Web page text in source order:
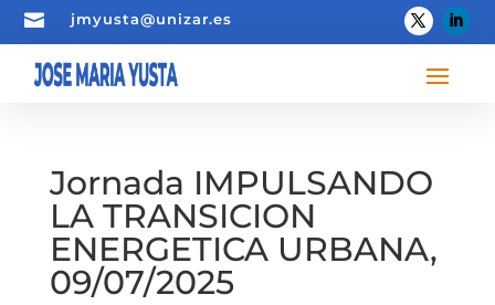
 jmyusta@unizar.es
Jornada IMPULSANDO
LA TRANSICION
ENERGETICA URBANA,
09/07/2025